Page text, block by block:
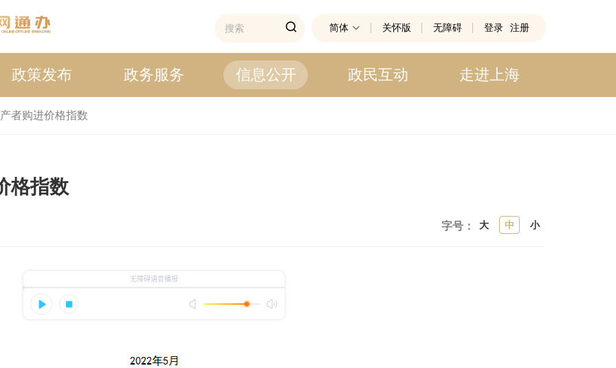
简体 关怀版 无障碍 登录 注册
政策发布 政务服务 信息公开 政民互动 走进上海
者购进价格指数
格指数
字号： 大 中 小